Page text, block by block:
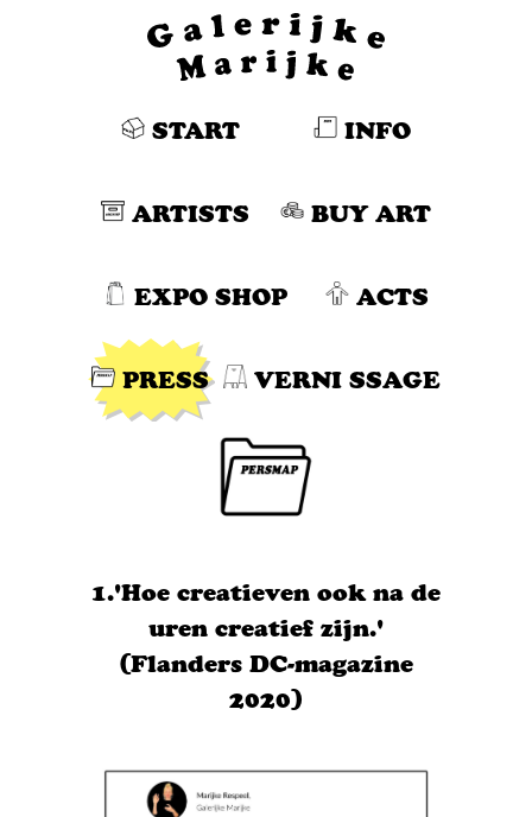
START INFO
ARTISTS BUY ART
EXPO SHOP ACTS
PRESS VERNI SSAGE
1.'Hoe creatieven ook na de
uren creatief zijn.'
(Flanders DC-magazine
2020)